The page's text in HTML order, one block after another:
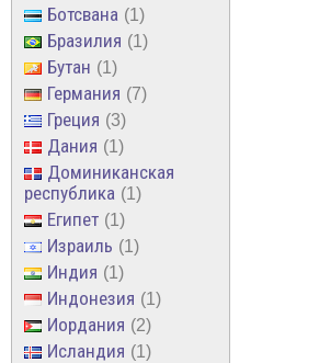
Ботсвана 1
Бразилия 1
Бутан 1
Германия 7
Греция 3
Дания 1
Доминиканская
республика
1
Египет 1
Израиль 1
Индия 1
Индонезия 1
Иордания 2
Исландия 1